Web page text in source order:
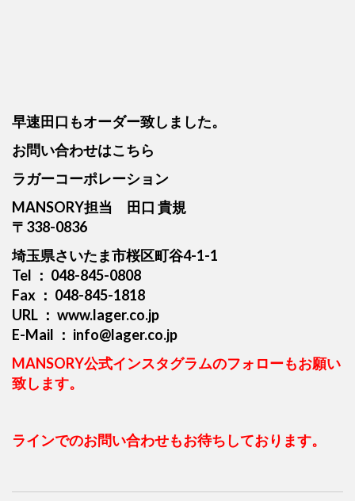
早速田口もオーダー致しました。
お問い合わせはこちら
ラガーコーポレーション
MANSORY担当 田口 貴規
〒338-0836
埼玉県さいたま市桜区町谷4-1-1
Tel ： 048-845-0808
Fax ： 048-845-1818
URL ： www.lager.co.jp
E-Mail ： info@lager.co.jp
MANSORY公式インスタグラムのフォローもお願い
致します。
ラインでのお問い合わせもお待ちしております。